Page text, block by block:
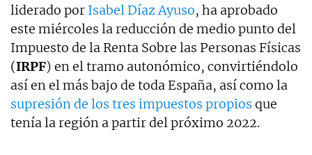
liderado por Isabel Díaz Ayuso, ha aprobado
este miércoles la reducción de medio punto del
Impuesto de la Renta Sobre las Personas Físicas
(IRPF) en el tramo autonómico, convirtiéndolo
así en el más bajo de toda España, así como la
supresión de los tres impuestos propios que
tenía la región a partir del próximo 2022.